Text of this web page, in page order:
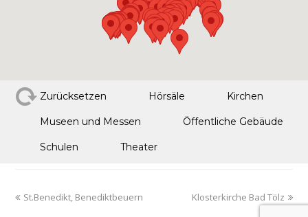
Zurücksetzen Hörsäle Kirchen
Museen und Messen Öffentliche Gebäude
Schulen Theater
St.Benedikt, Benediktbeuern Klosterkirche Bad Tölz